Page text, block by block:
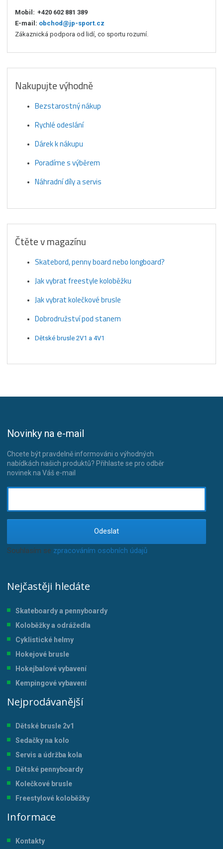
Mobil: +420 602 881 389
E-mail: obchod@jp-sport.cz
Zákaznická podpora od lidí, co sportu rozumí.
Nakupujte výhodně
Bezstarostný nákup
Rychlé odeslání
Dárek k nákupu
Poradíme s výběrem
Náhradní díly a servis
Čtěte v magazínu
Skatebord, penny board nebo longboard?
Jak vybrat freestyle koloběžku
Jak vybrat kolečkové brusle
Dobrodružství pod stanem
Dětské brusle 2V1 a 4V1
Novinky na e-mail
Chcete být pravdelně informováni o výhodných
nabídkách našich produktů? Přihlaste se pro odběr
novinek na Váš e-mail
Odeslat
Souhlasím se zpracováním osobních údajů.
Nejčastěji hledáte
Skateboardy a pennyboardy
Koloběžky a odrážedla
Cyklistické helmy
Hokejové brusle
Hokejbalové vybavení
Kempingové vybavení
Nejprodávanější
Dětské brusle 2v1
Sedačky na kolo
Servis a údržba kola
Dětské pennyboardy
Kolečkové brusle
Freestylové koloběžky
Informace
Kontakty